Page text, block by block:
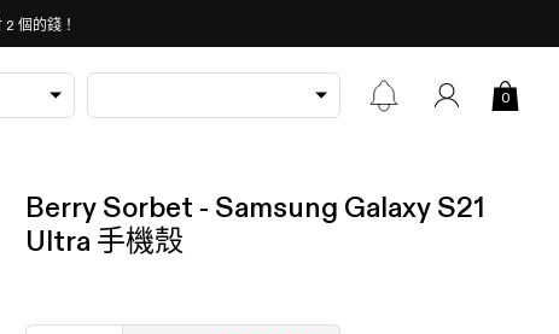
個的錢！
0
Berry Sorbet - Samsung Galaxy S21
Ultra 手機殼